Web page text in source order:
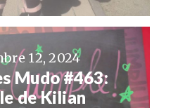
12, 2024
Mudo #463:
de Kilian